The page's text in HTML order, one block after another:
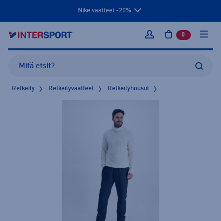
Nike vaatteet -20%
Kirjaudu sisään
0 tuotetta
Retkeily Retkeilyvaatteet Retkeilyhousut